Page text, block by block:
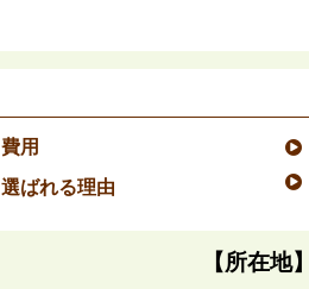
費用
選ばれる理由
【所在地】